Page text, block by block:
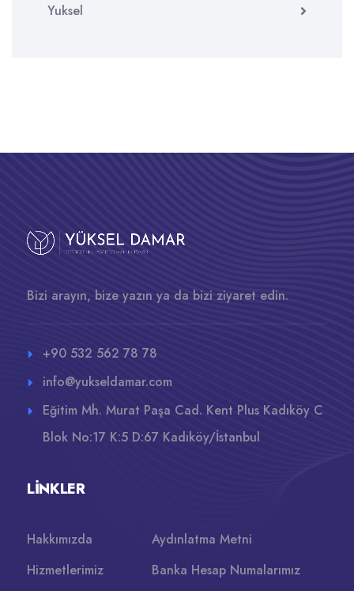
Yuksel
Bizi arayın, bize yazın ya da bizi ziyaret edin.
+90 532 562 78 78
info@yukseldamar.com
Eğitim Mh. Murat Paşa Cad. Kent Plus Kadıköy C
Blok No:17 K:5 D:67 Kadıköy/İstanbul
LINKLER
Hakkımızda
Hizmetlerimiz
Aydınlatma Metni
Banka Hesap Numalarımız